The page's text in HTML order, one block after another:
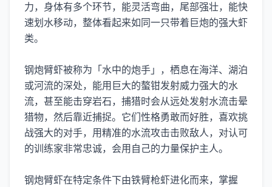
力，身体有多个环节，能灵活弯曲，尾部强壮，能快
速划水移动，整体看起来如同一只带着巨炮的强大虾
类。
钢炮臂虾被称为「水中的炮手」，栖息在海洋、湖泊
或河流的深处，能用巨大的螯钳发射威力强大的水
流，甚至能击穿岩石，捕猎时会从远处发射水流击晕
猎物，然后靠近捕捉。它们性格勇敢而好胜，喜欢挑
战强大的对手，用精准的水流攻击击败敌人，对认可
的训练家非常忠诚，会用自己的力量保护主人。
钢炮臂虾在特定条件下由铁臂枪虾进化而来，掌握